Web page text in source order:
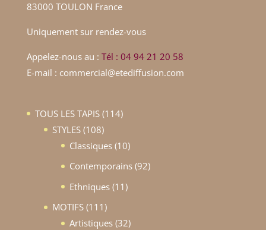
83000 TOULON France
Uniquement sur rendez-vous
Appelez-nous au : Tél : 04 94 21 20 58
E-mail : commercial@etediffusion.com
TOUS LES TAPIS 114114
STYLES 108108
produits
Classiques 1010
produits
Contemporains 9292
Ethniques 1111
MOTIFS 111111
produits
Artistiques 3232